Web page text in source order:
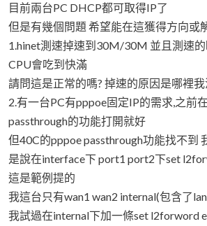
目前兩台PC DHCP都可取得IP了
但是有幾個問題 希望能在這獲得方向或
1.hinet測速掉速到30M/30M 並且測速
CPU會吃到快滿
請問這是正常的嗎? 掉速的原因是哪裡
2.有一台PC有pppoe固定IP的需求,之前
passthrough的功能打開就好
但40C的pppoe passthrough功能找不到
是說在interface下 port1 port2下set
這是範例提的
我這台只有wan1 wan2 internal(包含了
我試過在internal下加一條set l2forword